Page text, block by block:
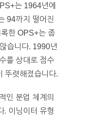
는 1964년에
94까지 떨어진
한 OPS+는 좀
습니다. 1990년
를 상대로 점수
뚜렷해졌습니다.
인 분업 체계의
. 이닝이터 유형